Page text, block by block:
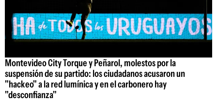
Montevideo City Torque y Peñarol, molestos por la
suspensión de su partido: los ciudadanos acusaron un
"hackeo" a la red lumínica y en el carbonero hay
"desconfianza"